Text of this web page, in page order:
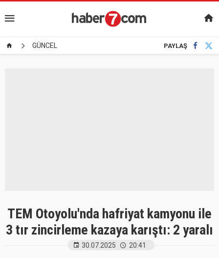
GÜNCEL PAYLAŞ
TEM Otoyolu'nda hafriyat kamyonu ile
3 tır zincirleme kazaya karıştı: 2 yaralı
30.07.2025 20:41